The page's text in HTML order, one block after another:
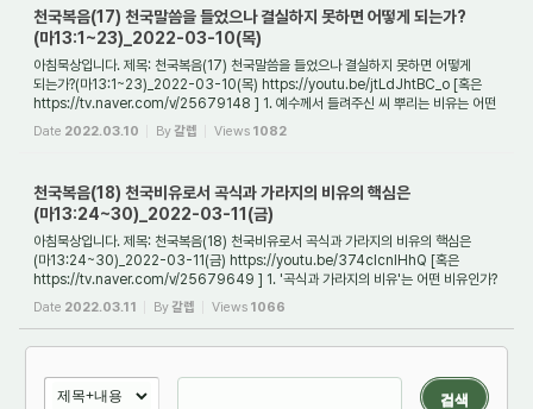
천국복음(17) 천국말씀을 들었으나 결실하지 못하면 어떻게 되는가?
(마13:1~23)_2022-03-10(목)
아침묵상입니다. 제목: 천국복음(17) 천국말씀을 들었으나 결실하지 못하면 어떻게
되는가?(마13:1~23)_2022-03-10(목) https://youtu.be/jtLdJhtBC_o [혹은
https://tv.naver.com/v/25679148 ] 1. 예수께서 들려주신 씨 뿌리는 비유는 어떤
비유인가? 어느 날...
Date 2022.03.10 By갈렙 Views 1082
천국복음(18) 천국비유로서 곡식과 가라지의 비유의 핵심은
(마13:24~30)_2022-03-11(금)
아침묵상입니다. 제목: 천국복음(18) 천국비유로서 곡식과 가라지의 비유의 핵심은
(마13:24~30)_2022-03-11(금) https://youtu.be/374cIcnIHhQ [혹은
https://tv.naver.com/v/25679649 ] 1. '곡식과 가라지의 비유'는 어떤 비유인가?
'비유'(파라볼레)란 원래 ...
Date 2022.03.11 By갈렙 Views 1066
검색